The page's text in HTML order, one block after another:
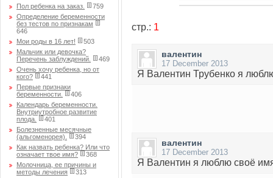
Пол ребенка на заказ.
759
Определение беременности
без тестов по признакам
646
Мои роды в 16 лет!
503
Мальчик или девочка?
Перечень заблуждений.
469
Очень хочу ребенка, но от
кого?
441
Первые признаки
беременности.
406
Календарь беременности.
Внутриутробное развитие
плода.
401
Болезненные месячные
(альгоменорея).
394
Как назвать ребенка? Или что
означает твое имя?
368
Молочница, ее причины и
методы лечения
313
стр.: 1
валентин
17 December 2013
Я Валентин Трубенко я
валентин
17 December 2013
Я Валентин я люблю своё